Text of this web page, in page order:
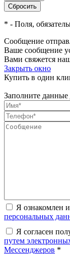
* - Поля,
Сообщение
Ваше сообщение
Вами свяжется
Закрыть окно
Купить в один
Заполните данные
Я ознакомлен
персональных
Я согласен
путем
Мессенджеров *